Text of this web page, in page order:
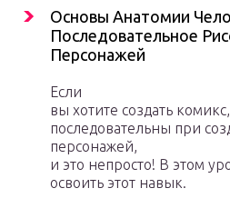
Основы Анатомии
Последовательное
Персонажей
Если
вы хотите создать
последовательны при
персонажей,
и это непросто! В этом
освоить этот навык.